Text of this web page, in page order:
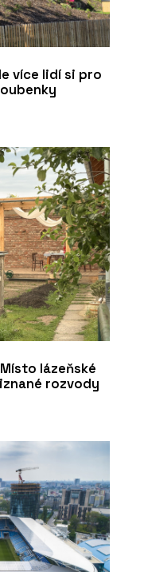
více lidí si pro
lázeňské
rozvody